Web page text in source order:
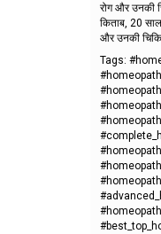
रोग और उनकी
किताब, 20
और उनकी
Tags: